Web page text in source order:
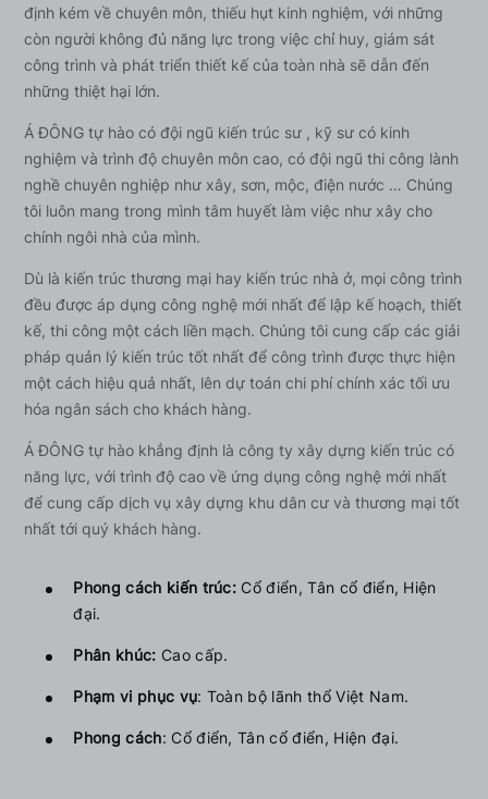
định kém về chuyên môn, thiếu hụt kinh nghiệm, với những
còn người không đủ năng lực trong việc chỉ huy, giám sát
công trình và phát triển thiết kế của toàn nhà sẽ dẫn đến
những thiệt hại lớn.
Á ĐÔNG tự hào có đội ngũ kiến trúc sư , kỹ sư có kinh
nghiệm và trình độ chuyên môn cao, có đội ngũ thi công lành
nghề chuyên nghiệp như xây, sơn, mộc, điện nước … Chúng
tôi luôn mang trong mình tâm huyết làm việc như xây cho
chính ngôi nhà của mình.
Dù là kiến trúc thương mại hay kiến trúc nhà ở, mọi công trình
đều được áp dụng công nghệ mới nhất để lập kế hoạch, thiết
kế, thi công một cách liền mạch. Chúng tôi cung cấp các giải
pháp quản lý kiến trúc tốt nhất để công trình được thực hiện
một cách hiệu quả nhất, lên dự toán chi phí chính xác tối ưu
hóa ngân sách cho khách hàng.
Á ĐÔNG tự hào khẳng định là công ty xây dựng kiến trúc có
năng lực, với trình độ cao về ứng dụng công nghệ mới nhất
để cung cấp dịch vụ xây dựng khu dân cư và thương mại tốt
nhất tới quý khách hàng.
Phong cách kiến trúc: Cổ điển, Tân cổ điển, Hiện
đại.
Phân khúc: Cao cấp.
Phạm vi phục vụ: Toàn bộ lãnh thổ Việt Nam.
Phong cách: Cổ điển, Tân cổ điển, Hiện đại.